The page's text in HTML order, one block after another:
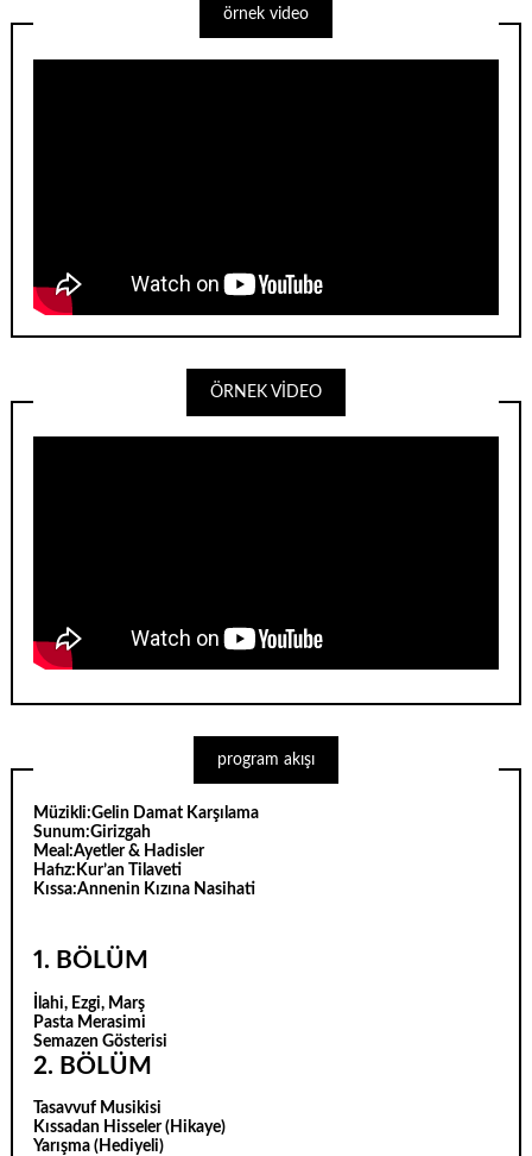
örnek video
ÖRNEK VİDEO
program akışı
Müzikli:Gelin Damat Karşılama
Sunum:Girizgah
Meal:Ayetler & Hadisler
Hafız: Kur’an Tilaveti
Kıssa:Annenin Kızına Nasihati
1. BÖLÜM
İlahi, Ezgi, Marş
Pasta Merasimi
Semazen Gösterisi
2. BÖLÜM
Tasavvuf Musikisi
Kıssadan Hisseler (Hikaye)
Yarışma (Hediyeli)